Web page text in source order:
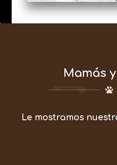
Mamás
Le mostramos